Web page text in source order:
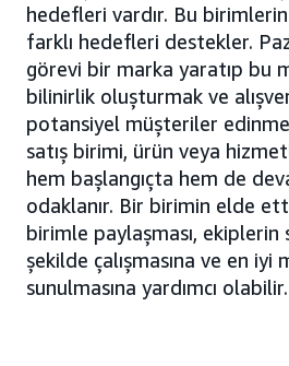
hedefleri vardır. Bu
farklı hedefleri destekler.
görevi bir marka yaratıp bu
bilinirlik oluşturmak ve
potansiyel müşteriler
satış birimi, ürün veya
hem başlangıçta hem de
odaklanır. Bir birimin elde
birimle paylaşması, ekiplerin
şekilde çalışmasına ve en
sunulmasına yardımcı olabilir.